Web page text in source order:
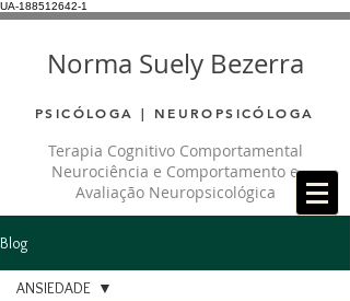
UA-188512642-1
Norma Suely Bezerra
PSICÓLOGA | NEUROPSICÓLOGA
Terapia Cognitivo Comportamental
Neurociência e Comportamento e
Avaliação Neuropsicológica
Blog
ANSIEDADE